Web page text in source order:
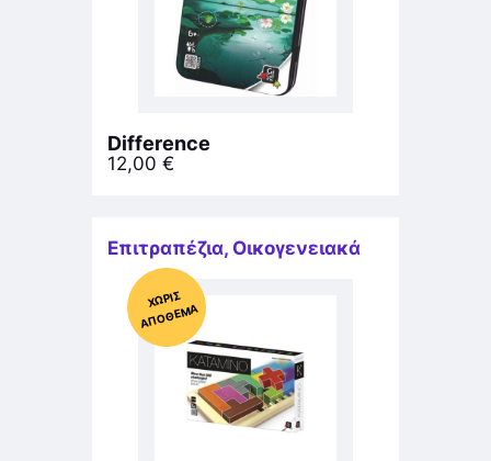
Difference
12,00 €
Επιτραπέζια, Οικογενειακά
Χ
ΩΡΊΣ
Α
Π
Ό
ΘΕ
ΜΑ